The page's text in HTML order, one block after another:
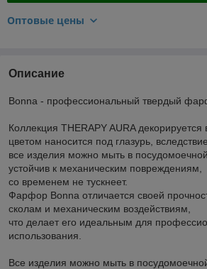
Оптовые цены
Описание
Bonna - профессиональный твердый
Коллекция THERAPY AURA декорируется
цветом наносится под глазурь, вследствие
все изделия можно мыть в
устойчив к механическим повреждениям,
со временем не тускнеет.
Фарфор Bonna отличается своей
сколам и механическим воздействиям,
что делает его идеальным для
использования.
Все изделия можно мыть в